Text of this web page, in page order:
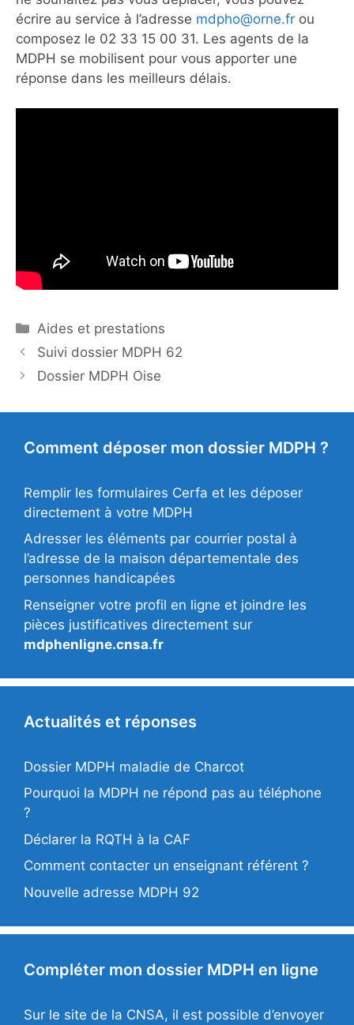
écrire au service à l’adresse mdpho@orne.fr ou
composez le 02 33 15 00 31. Les agents de la
MDPH se mobilisent pour vous apporter une
réponse dans les meilleurs délais.
Catégories
Aides et prestations
Suivi dossier MDPH 62
Dossier MDPH Oise
Comment déposer mon dossier MDPH ?
Remplir les formulaires Cerfa et les déposer
directement à votre MDPH
Adresser les éléments par courrier postal à
l’adresse de la maison départementale des
personnes handicapées
Renseigner votre profil en ligne et joindre les
pièces justificatives directement sur
mdphenligne.cnsa.fr
Actualités et réponses
Dossier MDPH maladie de Charcot
Pourquoi la MDPH ne répond pas au téléphone
?
Déclarer la RQTH à la CAF
Comment contacter un enseignant référent ?
Nouvelle adresse MDPH 92
Compléter mon dossier MDPH en ligne
Sur le site de la CNSA, il est possible d’envoyer